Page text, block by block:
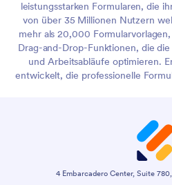
leistungsstarken Formularen, die
von über 35 Millionen Nutzern
mehr als 20,000
Drag-and-Drop-Funktionen, die
und Arbeitsabläufe optimieren.
entwickelt, die professionelle
4 Embarcadero Center, Suite